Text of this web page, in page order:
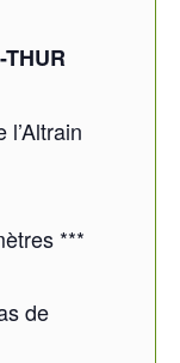
***
de